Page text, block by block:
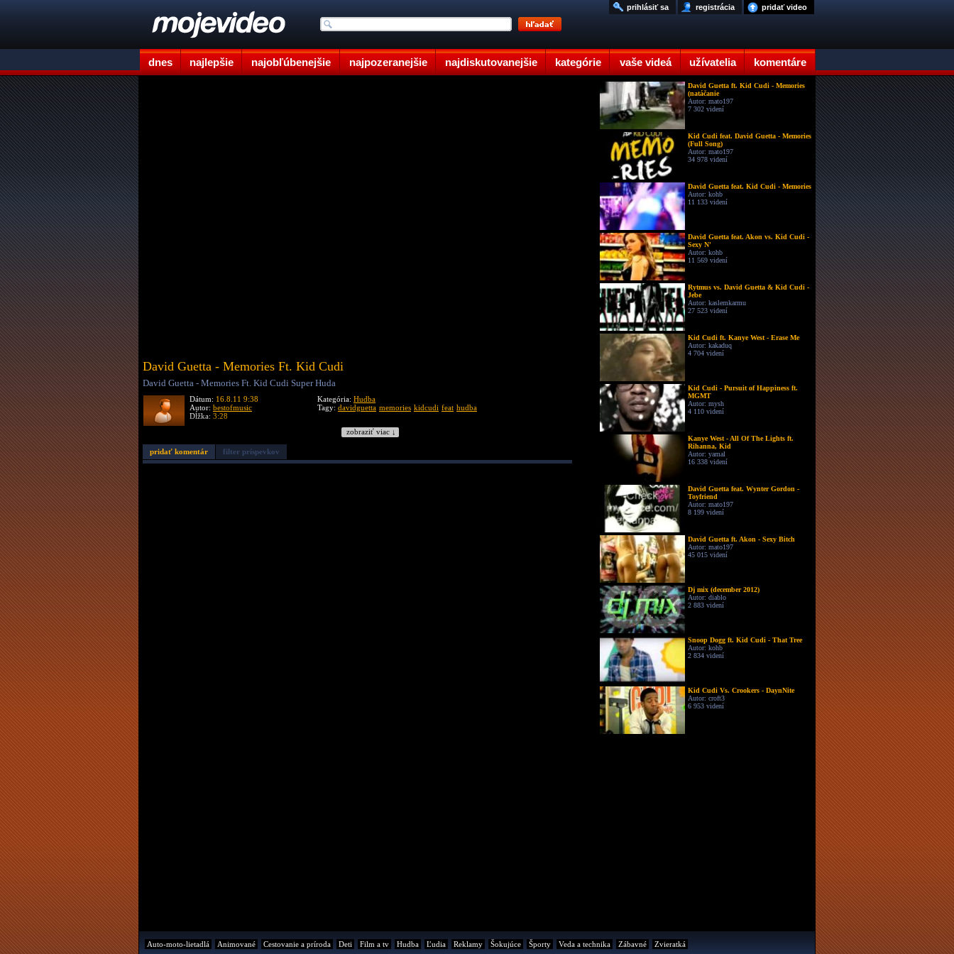
dnes najlepšie najobľúbenejšie najpozeranejšie najdiskutovanejšie kategórie vaše videá užívatelia komentáre
pridať video
registrácia
prihlásiť sa
David Guetta - Memories Ft. Kid Cudi
David Guetta - Memories Ft. Kid Cudi Super Huda
Dátum: 16.8.11 9:38
Autor: bestofmusic
Dĺžka: 3:28
Kategória: Hudba
Tagy: davidguetta memories kidcudi feat hudba
zobraziť viac ↓
pridať komentár filter príspevkov
David Guetta ft. Kid Cudi - Memories
(natáčanie
Autor: mato197
7 302 videní
Kid Cudi feat. David Guetta - Memories
(Full Song)
Autor: mato197
34 978 videní
David Guetta feat. Kid Cudi - Memories
Autor: kohb
11 133 videní
David Guetta feat. Akon vs. Kid Cudi -
Sexy N'
Autor: kohb
11 569 videní
Rytmus vs. David Guetta & Kid Cudi -
Jebe
Autor: kaslemkarmu
27 523 videní
Kid Cudi ft. Kanye West - Erase Me
Autor: kakaduq
4 704 videní
Kid Cudi - Pursuit of Happiness ft.
MGMT
Autor: mysh
4 110 videní
Kanye West - All Of The Lights ft.
Rihanna, Kid
Autor: yamal
16 338 videní
David Guetta feat. Wynter Gordon -
Toyfriend
Autor: mato197
8 199 videní
David Guetta ft. Akon - Sexy Bitch
Autor: mato197
45 015 videní
Dj mix (december 2012)
Autor: diablo
2 883 videní
Snoop Dogg ft. Kid Cudi - That Tree
Autor: kohb
2 834 videní
Kid Cudi Vs. Crookers - DaynNite
Autor: croft3
6 953 videní
Auto-moto-lietadlá Animované Cestovanie a príroda Deti Film a tv Hudba Ľudia Reklamy Šokujúce Športy Veda a technika Zábavné Zvieratká